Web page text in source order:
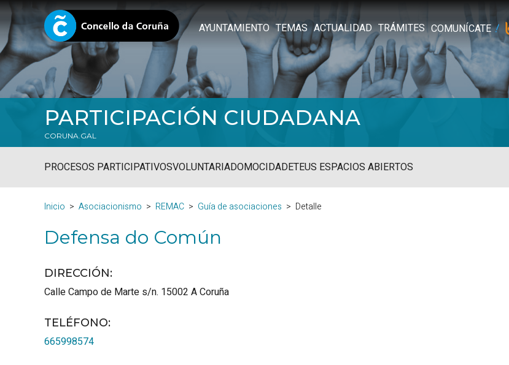
AYUNTAMIENTO TEMAS ACTUALIDAD TRÁMITES COMUNÍCATE
PARTICIPACIÓN CIUDADANA
CORUNA.GAL
PROCESOS PARTICIPATIVOSVOLUNTARIADOMOCIDADETEUS ESPACIOS ABIERTOS
Inicio Asociacionismo REMAC Guía de asociaciones Detalle
Defensa do Común
DIRECCIÓN:
Calle Campo de Marte s/n. 15002 A Coruña
TELÉFONO:
665998574